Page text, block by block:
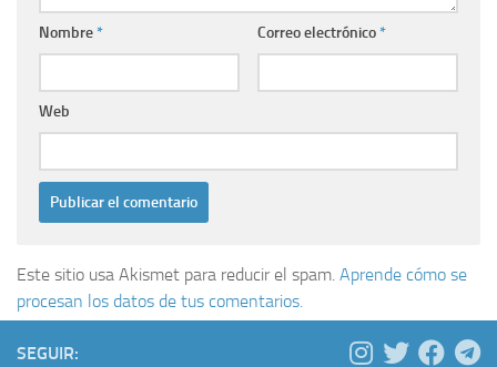
Nombre* Correo electrónico*
Web
Este sitio usa Akismet para reducir el spam. Aprende cómo se
procesan los datos de tus comentarios.
SEGUIR: